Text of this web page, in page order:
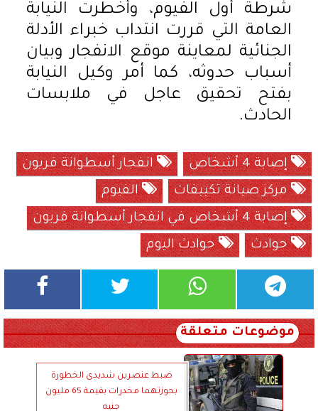
شرطة أول الفيوم، وأخطرت النيابة
العامة التي قررت انتداب خبراء الأدلة
الجنائية لمعاينة موقع الانفجار وبيان
أسباب حدوثه، كما أمر وكيل النيابة
بفتح تحقيق عاجل في ملابسات
الحادث.
إصابة 4 أشخاص
انفجار أسطوانة فريون
مركز صيانة تكييفات
الفيوم
إصابة 4 أشخاص في انفجار أسطوانة فريون
حوادث
حوادث اليوم
موضوعات متعلقة
ضبط عنصرين شديدى الخطورة
بحوزتهما مخدرات بقيمة 65 مليون
جنيه